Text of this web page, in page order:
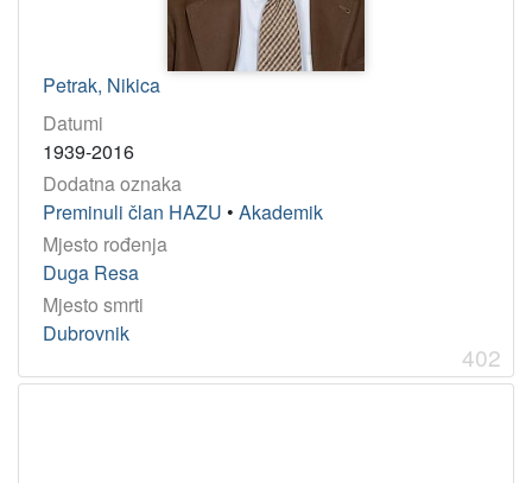
Petrak, Nikica
Datumi
1939-2016
Dodatna oznaka
Preminuli član HAZU • Akademik
Mjesto rođenja
Duga Resa
Mjesto smrti
Dubrovnik
402